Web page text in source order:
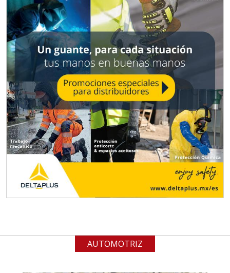
Aplicar al Requerimiento
Empresa en Jalisco
Requiere:
MATERIALES PARA SELLOS DE
BATERÍAS DE LITIO
Especificaciones:
Para vehículos eléctricos.
Requisitos: Garantizar composición
química y origen adecuados
(especialmente para grafito) y
contar con sistemas de calidad y
gestión ambiental.
AUTOMOTRIZ